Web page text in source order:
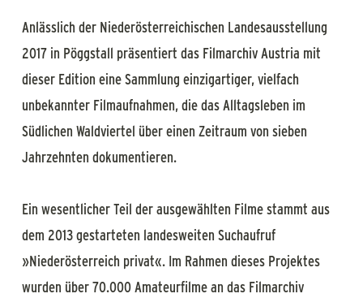
Anlässlich der Niederösterreichischen Landesausstellung
2017 in Pöggstall präsentiert das Filmarchiv Austria mit
dieser Edition eine Sammlung einzigartiger, vielfach
unbekannter Filmaufnahmen, die das Alltagsleben im
Südlichen Waldviertel über einen Zeitraum von sieben
Jahrzehnten dokumentieren.
Ein wesentlicher Teil der ausgewählten Filme stammt aus
dem 2013 gestarteten landesweiten Suchaufruf
»Niederösterreich privat«. Im Rahmen dieses Projektes
wurden über 70.000 Amateurfilme an das Filmarchiv